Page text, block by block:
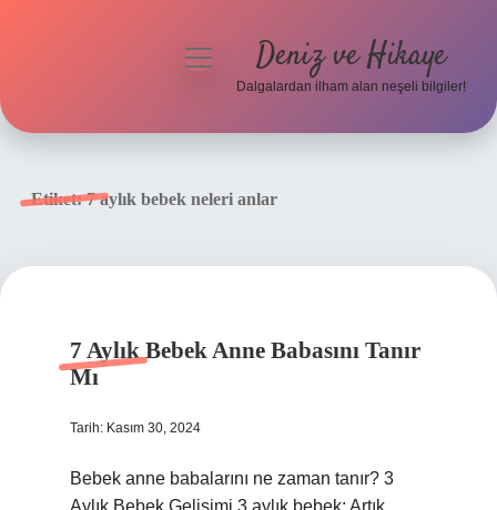
menüyü
Deniz ve Hikaye
Dalgalardan ilham alan neşeli bilgiler!
Etiket:7 aylık bebek neleri anlar
7 Aylık Bebek Anne Babasını Tanır
Mı
Tarih: Kasım 30, 2024
Bebek anne babalarını ne zaman tanır? 3
Aylık Bebek Gelişimi 3 aylık bebek; Artık